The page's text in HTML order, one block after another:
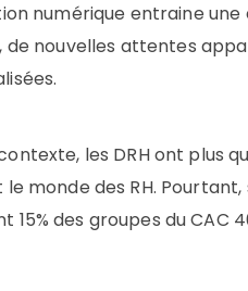
numérique entraine
de nouvelles attentes
les DRH ont plus
monde des RH.
15% des groupes du